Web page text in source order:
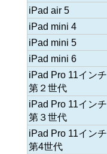
iPad air 5
iPad mini 4
iPad mini 5
iPad mini 6
iPad Pro 11インチ
第２世代
iPad Pro 11インチ
第３世代
iPad Pro 11インチ
第4世代